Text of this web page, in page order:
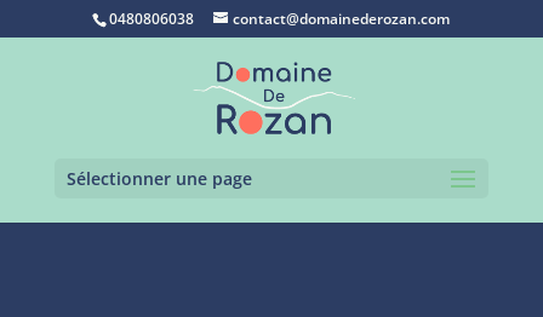
0480806038 contact@domainederozan.com
Sélectionner une page